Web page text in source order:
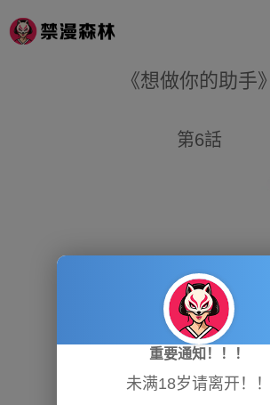
《想做你的助手》
第6話
重要通知！！！
未满18岁请离开！！